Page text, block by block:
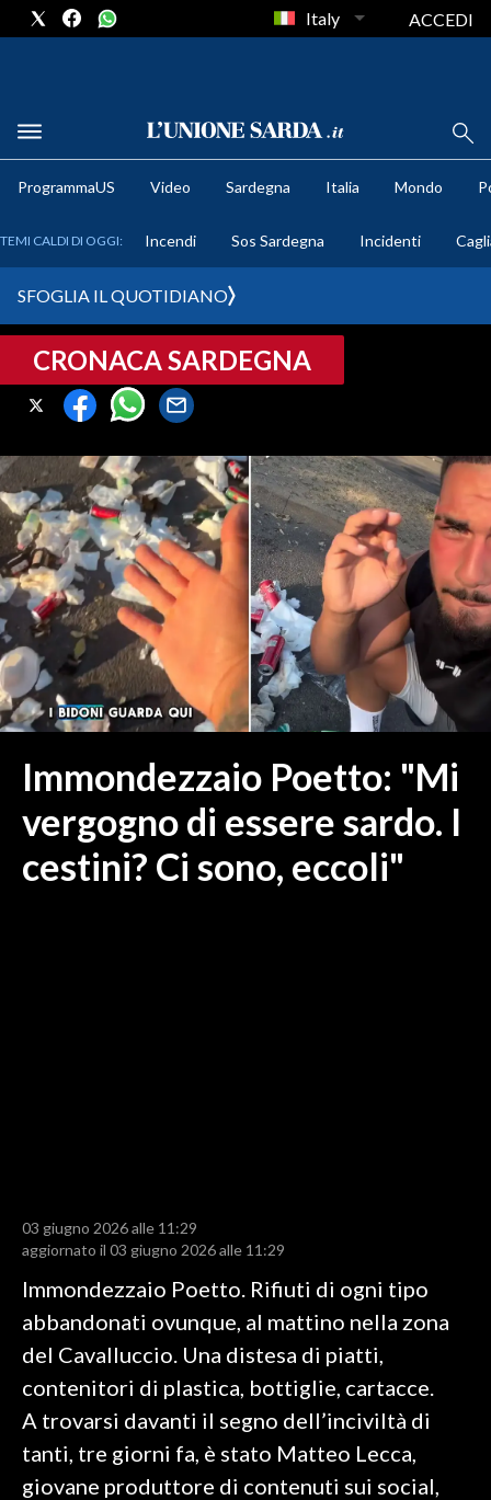
METEO
CRONACA SARDEGNA
CAGLIARI
SULCIS IGLESIENTE
MEDIO CAMPIDANO
ORISTANO E PROVINCIA
SASSARI E PROVINCIA
GALLURA
NUORO E PROVINCIA
OGLIASTRA
AGENDA
MONDO
POLITICA
CALCIO REGIONALE
BASKET
VOLLEY
MOTORI
TENNIS
ALTRI SPORT
CULTURA
Italy ACCEDI
ProgrammaUS Video Sardegna Italia Mondo
TEMI CALDI DI OGGI: Incendi Sos Sardegna Incidenti
SFOGLIA IL QUOTIDIANO
CRONACA SARDEGNA
Immondezzaio Poetto: "Mi
vergogno di essere sardo. I
cestini? Ci sono, eccoli"
03 giugno 2026 alle 11:29
aggiornato il 03 giugno 2026 alle 11:29
Immondezzaio Poetto. Rifiuti di ogni tipo
abbandonati ovunque, al mattino nella zona
del Cavalluccio. Una distesa di piatti,
contenitori di plastica, bottiglie, cartacce.
A trovarsi davanti il segno dell’inciviltà di
tanti, tre giorni fa, è stato Matteo Lecca,
giovane produttore di contenuti sui social,